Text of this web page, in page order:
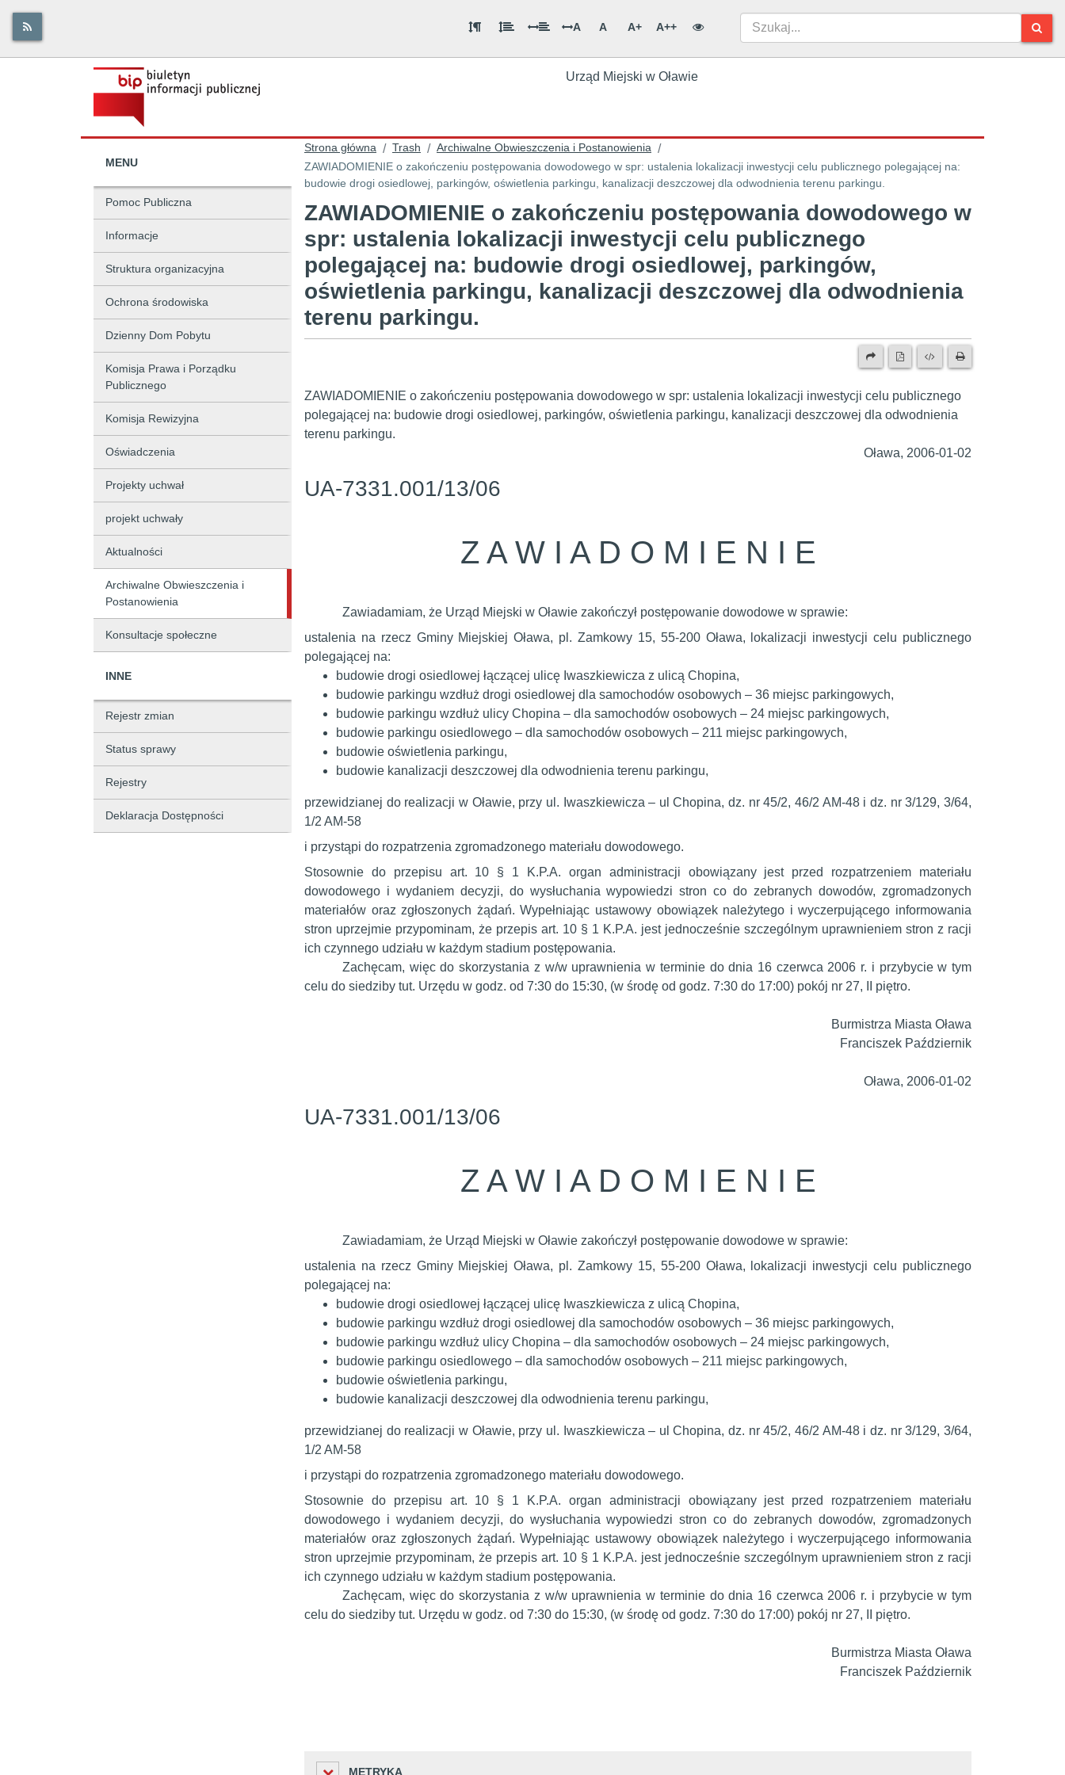
A A A+ A++
Urząd Miejski w Oławie
MENU
Pomoc Publiczna
Informacje
Struktura organizacyjna
Ochrona środowiska
Dzienny Dom Pobytu
Komisja Prawa i Porządku
Publicznego
Komisja Rewizyjna
Oświadczenia
Projekty uchwał
projekt uchwały
Aktualności
Archiwalne Obwieszczenia i
Postanowienia
Konsultacje społeczne
INNE
Rejestr zmian
Status sprawy
Rejestry
Deklaracja Dostępności
Strona główna / Trash / Archiwalne Obwieszczenia i Postanowienia /
ZAWIADOMIENIE o zakończeniu postępowania dowodowego w spr: ustalenia lokalizacji inwestycji celu publicznego polegającej na:
budowie drogi osiedlowej, parkingów, oświetlenia parkingu, kanalizacji deszczowej dla odwodnienia terenu parkingu.
ZAWIADOMIENIE o zakończeniu postępowania dowodowego w
spr: ustalenia lokalizacji inwestycji celu publicznego
polegającej na: budowie drogi osiedlowej, parkingów,
oświetlenia parkingu, kanalizacji deszczowej dla odwodnienia
terenu parkingu.
ZAWIADOMIENIE o zakończeniu postępowania dowodowego w spr: ustalenia lokalizacji inwestycji celu publicznego
polegającej na: budowie drogi osiedlowej, parkingów, oświetlenia parkingu, kanalizacji deszczowej dla odwodnienia
terenu parkingu.
Oława, 2006-01-02
UA-7331.001/13/06
Z A W I A D O M I E N I E
Zawiadamiam, że Urząd Miejski w Oławie zakończył postępowanie dowodowe w sprawie:
ustalenia na rzecz Gminy Miejskiej Oława, pl. Zamkowy 15, 55-200 Oława, lokalizacji inwestycji celu publicznego
polegającej na:
budowie drogi osiedlowej łączącej ulicę Iwaszkiewicza z ulicą Chopina,
budowie parkingu wzdłuż drogi osiedlowej dla samochodów osobowych – 36 miejsc parkingowych,
budowie parkingu wzdłuż ulicy Chopina – dla samochodów osobowych – 24 miejsc parkingowych,
budowie parkingu osiedlowego – dla samochodów osobowych – 211 miejsc parkingowych,
budowie oświetlenia parkingu,
budowie kanalizacji deszczowej dla odwodnienia terenu parkingu,
przewidzianej do realizacji w Oławie, przy ul. Iwaszkiewicza – ul Chopina, dz. nr 45/2, 46/2 AM-48 i dz. nr 3/129, 3/64,
1/2 AM-58
i przystąpi do rozpatrzenia zgromadzonego materiału dowodowego.
Stosownie do przepisu art. 10 § 1 K.P.A. organ administracji obowiązany jest przed rozpatrzeniem materiału
dowodowego i wydaniem decyzji, do wysłuchania wypowiedzi stron co do zebranych dowodów, zgromadzonych
materiałów oraz zgłoszonych żądań. Wypełniając ustawowy obowiązek należytego i wyczerpującego informowania
stron uprzejmie przypominam, że przepis art. 10 § 1 K.P.A. jest jednocześnie szczególnym uprawnieniem stron z racji
ich czynnego udziału w każdym stadium postępowania.
Zachęcam, więc do skorzystania z w/w uprawnienia w terminie do dnia 16 czerwca 2006 r. i przybycie w tym
celu do siedziby tut. Urzędu w godz. od 7:30 do 15:30, (w środę od godz. 7:30 do 17:00) pokój nr 27, II piętro.
Burmistrza Miasta Oława
Franciszek Październik
Oława, 2006-01-02
UA-7331.001/13/06
Z A W I A D O M I E N I E
Zawiadamiam, że Urząd Miejski w Oławie zakończył postępowanie dowodowe w sprawie:
ustalenia na rzecz Gminy Miejskiej Oława, pl. Zamkowy 15, 55-200 Oława, lokalizacji inwestycji celu publicznego
polegającej na:
budowie drogi osiedlowej łączącej ulicę Iwaszkiewicza z ulicą Chopina,
budowie parkingu wzdłuż drogi osiedlowej dla samochodów osobowych – 36 miejsc parkingowych,
budowie parkingu wzdłuż ulicy Chopina – dla samochodów osobowych – 24 miejsc parkingowych,
budowie parkingu osiedlowego – dla samochodów osobowych – 211 miejsc parkingowych,
budowie oświetlenia parkingu,
budowie kanalizacji deszczowej dla odwodnienia terenu parkingu,
przewidzianej do realizacji w Oławie, przy ul. Iwaszkiewicza – ul Chopina, dz. nr 45/2, 46/2 AM-48 i dz. nr 3/129, 3/64,
1/2 AM-58
i przystąpi do rozpatrzenia zgromadzonego materiału dowodowego.
Stosownie do przepisu art. 10 § 1 K.P.A. organ administracji obowiązany jest przed rozpatrzeniem materiału
dowodowego i wydaniem decyzji, do wysłuchania wypowiedzi stron co do zebranych dowodów, zgromadzonych
materiałów oraz zgłoszonych żądań. Wypełniając ustawowy obowiązek należytego i wyczerpującego informowania
stron uprzejmie przypominam, że przepis art. 10 § 1 K.P.A. jest jednocześnie szczególnym uprawnieniem stron z racji
ich czynnego udziału w każdym stadium postępowania.
Zachęcam, więc do skorzystania z w/w uprawnienia w terminie do dnia 16 czerwca 2006 r. i przybycie w tym
celu do siedziby tut. Urzędu w godz. od 7:30 do 15:30, (w środę od godz. 7:30 do 17:00) pokój nr 27, II piętro.
Burmistrza Miasta Oława
Franciszek Październik
METRYKA